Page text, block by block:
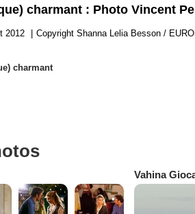
charmant : Photo Vincent
2012
Copyright Shanna Lelia Besson /
charmant
Vahina